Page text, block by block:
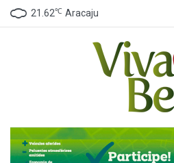
21.62℃ Aracaju